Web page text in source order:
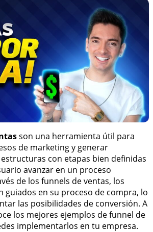
son una herramienta útil para
de marketing y generar
con etapas bien definidas
avanzar en un proceso
de los funnels de ventas, los
guiados en su proceso de compra, lo
las posibilidades de conversión. A
los mejores ejemplos de funnel de
implementarlos en tu empresa.